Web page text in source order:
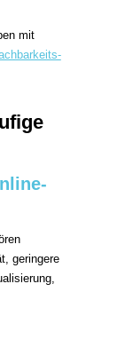
mit
geringere